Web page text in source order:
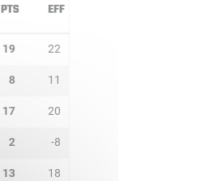
PTS EFF
19 22
8 11
17 20
2 -8
13 18